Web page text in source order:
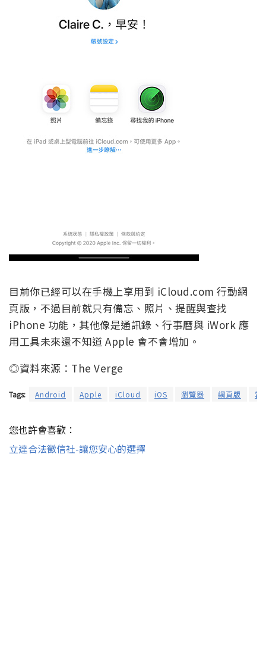
目前你已經可以在手機上享用到 iCloud.com 行動網
頁版，不過目前就只有備忘、照片、提醒與查找
iPhone 功能，其他像是通訊錄、行事曆與 iWork 應
用工具未來還不知道 Apple 會不會增加。
◎資料來源：The Verge
Tags: Android Apple iCloud iOS 瀏覽器 網頁版 雲
您也許會喜歡：
立達合法徵信社-讓您安心的選擇